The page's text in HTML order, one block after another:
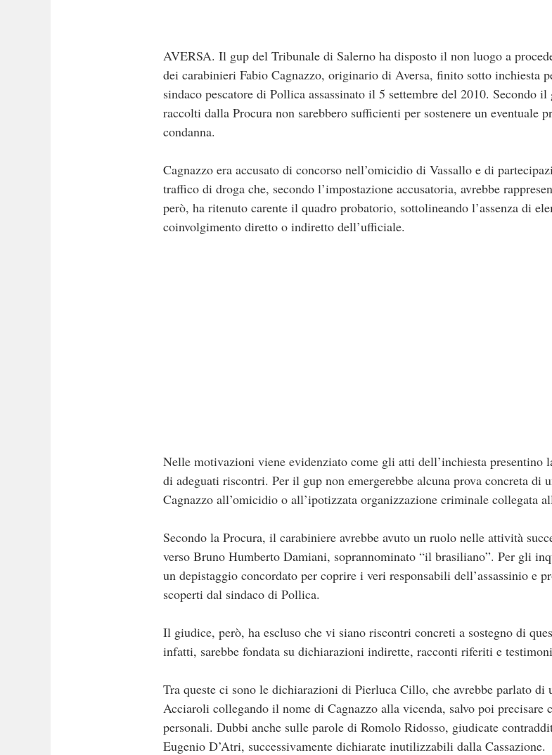
AVERSA. Il gup del Tribunale di Salerno ha disposto il non luogo a
dei carabinieri Fabio Cagnazzo, originario di Aversa, finito sotto inchiesta
sindaco pescatore di Pollica assassinato il 5 settembre del 2010. Secondo
raccolti dalla Procura non sarebbero sufficienti per sostenere un eventuale
condanna.
Cagnazzo era accusato di concorso nell’omicidio di Vassallo e di
traffico di droga che, secondo l’impostazione accusatoria, avrebbe
però, ha ritenuto carente il quadro probatorio, sottolineando l’assenza di
coinvolgimento diretto o indiretto dell’ufficiale.
Nelle motivazioni viene evidenziato come gli atti dell’inchiesta presentino
di adeguati riscontri. Per il gup non emergerebbe alcuna prova concreta di
Cagnazzo all’omicidio o all’ipotizzata organizzazione criminale collegata
Secondo la Procura, il carabiniere avrebbe avuto un ruolo nelle attività
verso Bruno Humberto Damiani, soprannominato “il brasiliano”. Per gli
un depistaggio concordato per coprire i veri responsabili dell’assassinio e
scoperti dal sindaco di Pollica.
Il giudice, però, ha escluso che vi siano riscontri concreti a sostegno di
infatti, sarebbe fondata su dichiarazioni indirette, racconti riferiti e
Tra queste ci sono le dichiarazioni di Pierluca Cillo, che avrebbe parlato
Acciaroli collegando il nome di Cagnazzo alla vicenda, salvo poi precisare
personali. Dubbi anche sulle parole di Romolo Ridosso, giudicate
Eugenio D’Atri, successivamente dichiarate inutilizzabili dalla Cassazione.